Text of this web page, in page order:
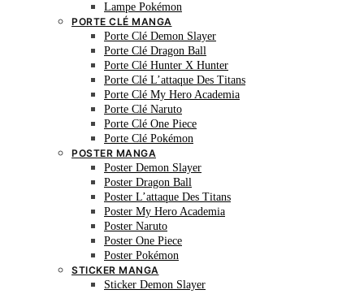
Lampe Pokémon
PORTE CLÉ MANGA
Porte Clé Demon Slayer
Porte Clé Dragon Ball
Porte Clé Hunter X Hunter
Porte Clé L’attaque Des Titans
Porte Clé My Hero Academia
Porte Clé Naruto
Porte Clé One Piece
Porte Clé Pokémon
POSTER MANGA
Poster Demon Slayer
Poster Dragon Ball
Poster L’attaque Des Titans
Poster My Hero Academia
Poster Naruto
Poster One Piece
Poster Pokémon
STICKER MANGA
Sticker Demon Slayer